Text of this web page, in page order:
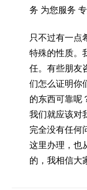
务 为您服务
只不过有一点
特殊的性质。
任。有些朋友
们怎么证明你
的东西可靠呢
我们就应该对
完全没有任何
这里办理，也
的，我相信大